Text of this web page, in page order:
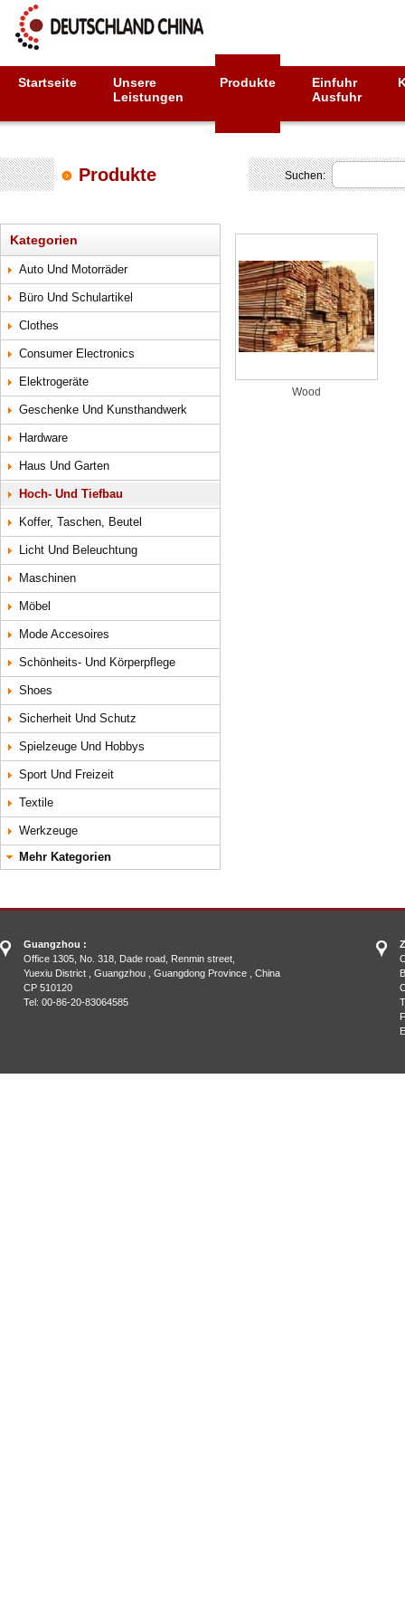
Startseite
Unsere
Leistungen
Produkte
Einfuhr
Ausfuhr
Produkte Suchen:
Kategorien
Auto Und Motorräder
Büro Und Schulartikel
Clothes
Consumer Electronics
Elektrogeräte
Geschenke Und Kunsthandwerk
Hardware
Haus Und Garten
Hoch- Und Tiefbau
Koffer, Taschen, Beutel
Licht Und Beleuchtung
Maschinen
Möbel
Mode Accesoires
Schönheits- Und Körperpflege
Shoes
Sicherheit Und Schutz
Spielzeuge Und Hobbys
Sport Und Freizeit
Textile
Werkzeuge
Mehr Kategorien
Wood
Guangzhou :
Office 1305, No. 318, Dade road, Renmin street,
Yuexiu District , Guangzhou , Guangdong Province , China
CP 510120
Tel: 00-86-20-83064585